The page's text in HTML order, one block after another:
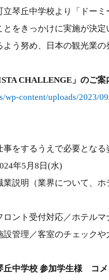
立琴丘中学校より「ドー
とをきっかけに実施が決
よう努め、日本の観光業
CHALLENGE」のご案
wp-content/uploads/2023/
するうえで必要となる
年5月8日(水)
明（業界について、ホ
ロント受付対応／ホテル
客室のチェックや大
丘中学校 参加学生様 コメ